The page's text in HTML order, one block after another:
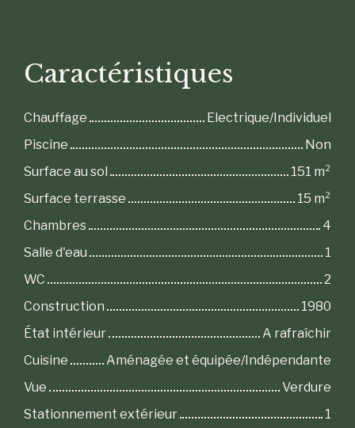
Caractéristiques
Chauffage
Electrique/Individuel
Piscine
Non
Surface au sol
151 m²
Surface terrasse
15 m²
Chambres
4
Salle d'eau
1
WC
2
Construction
1980
État intérieur
A rafraîchir
Cuisine
Aménagée et équipée/Indépendante
Vue
Verdure
Stationnement extérieur
1